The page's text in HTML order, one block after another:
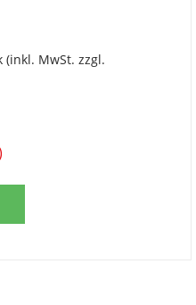
(inkl. MwSt. zzgl.